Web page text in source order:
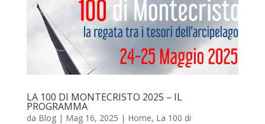
LA 100 DI MONTECRISTO 2025 – IL
PROGRAMMA
da Blog| Mag 16, 2025 | Home, La 100 di